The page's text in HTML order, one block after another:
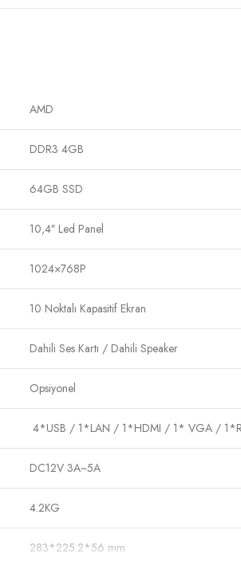
AMD
DDR3 4GB
64GB SSD
10,4″ Led Panel
1024×768P
10 Noktalı Kapasitif Ekran
Dahili Ses Kartı / Dahili Speaker
Opsiyonel
4*USB / 1*LAN / 1*HDMI / 1* VGA /
DC12V 3A~5A
4.2KG
283*225.2*56 mm